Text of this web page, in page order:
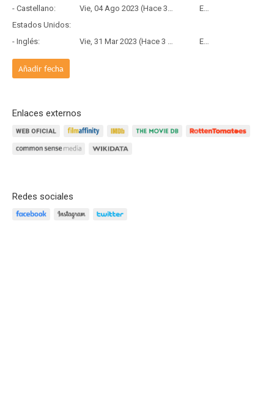
- Castellano:
Vie, 04 Ago 2023 (Hace 3 años)
Estreno
Estados Unidos:
- Inglés:
Vie, 31 Mar 2023 (Hace 3 años y 4 meses) Estreno
Añadir fecha
Enlaces externos
Redes sociales